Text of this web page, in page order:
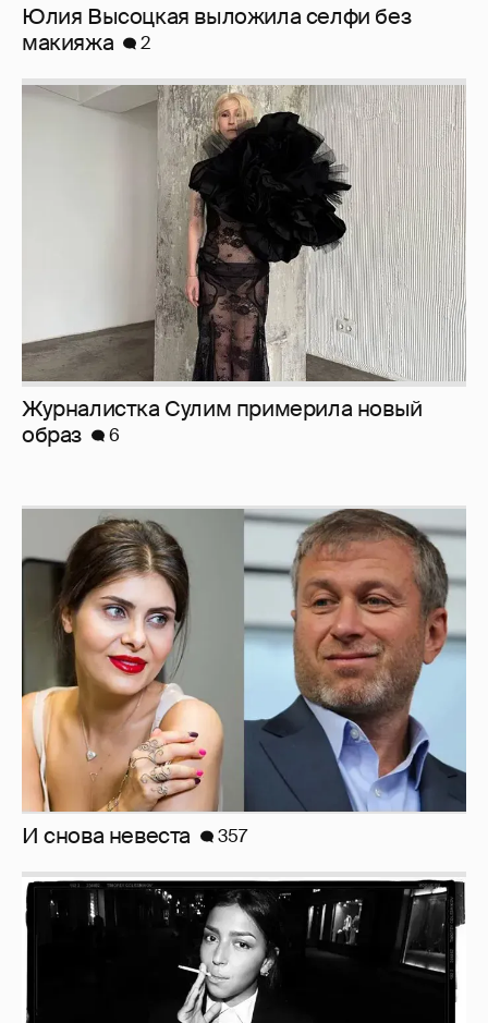
Юлия Высоцкая выложила селфи без
макияжа
2
Журналистка Сулим примерила новый
образ
6
И снова невеста 357